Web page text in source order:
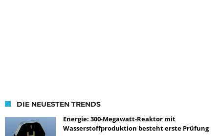
DIE NEUESTEN TRENDS
Energie: 300-Megawatt-Reaktor mit
Wasserstoffproduktion besteht erste Prüfung